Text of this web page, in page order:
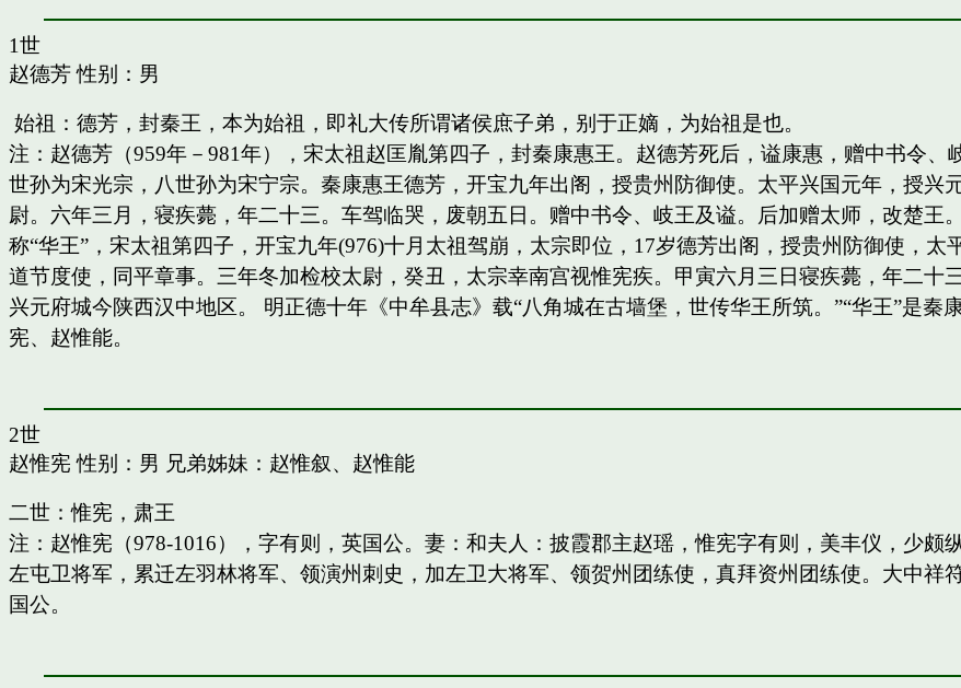
1世
赵德芳性别：男
始祖：德芳，封秦王，本为始祖，即礼大传所谓诸侯庶子弟，别于正嫡，为始祖是也。
注：赵德芳（959年－981年），宋太祖赵匡胤第四子，封秦康惠王。赵德芳死后，谥康惠，赠中书令
世孙为宋光宗，八世孙为宋宁宗。秦康惠王德芳，开宝九年出阁，授贵州防御使。太平兴国元年，授兴
尉。六年三月，寝疾薨，年二十三。车驾临哭，废朝五日。赠中书令、岐王及谥。后加赠太师，改楚王
称“华王”，宋太祖第四子，开宝九年(976)十月太祖驾崩，太宗即位，17岁德芳出阁，授贵州防御使，
道节度使，同平章事。三年冬加检校太尉，癸丑，太宗幸南宫视惟宪疾。甲寅六月三日寝疾薨，年二十
兴元府城今陕西汉中地区。 明正德十年《中牟县志》载“八角城在古墙堡，世传华王所筑。”“华王”是
宪、赵惟能。
2世
赵惟宪 性别：男 兄弟姊妹： 赵惟叙、 赵惟能
二世：惟宪，肃王
注：赵惟宪（978-1016），字有则，英国公。妻：和夫人：披霞郡主赵瑶，惟宪字有则，美丰仪，少
左屯卫将军，累迁左羽林将军、领演州刺史，加左卫大将军、领贺州团练使，真拜资州团练使。大中祥
国公。